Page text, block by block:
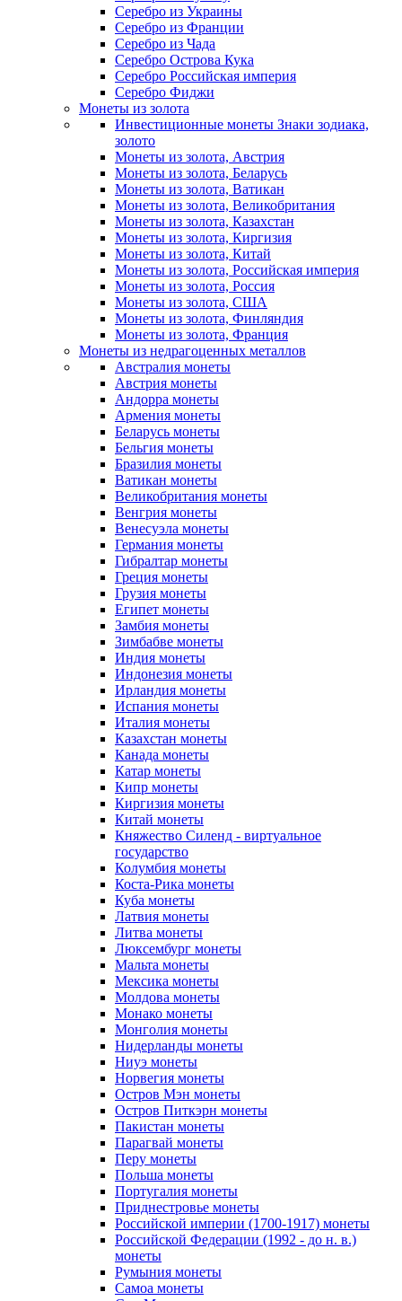
Серебро из Украины
Серебро из Франции
Серебро из Чада
Серебро Острова Кука
Серебро Российская империя
Серебро Фиджи
Монеты из золота
Инвестиционные монеты Знаки зодиака,
золото
Монеты из золота, Австрия
Монеты из золота, Беларусь
Монеты из золота, Ватикан
Монеты из золота, Великобритания
Монеты из золота, Казахстан
Монеты из золота, Киргизия
Монеты из золота, Китай
Монеты из золота, Российская империя
Монеты из золота, Россия
Монеты из золота, США
Монеты из золота, Финляндия
Монеты из золота, Франция
Монеты из недрагоценных металлов
Австралия монеты
Австрия монеты
Андорра монеты
Армения монеты
Беларусь монеты
Бельгия монеты
Бразилия монеты
Ватикан монеты
Великобритания монеты
Венгрия монеты
Венесуэла монеты
Германия монеты
Гибралтар монеты
Греция монеты
Грузия монеты
Египет монеты
Замбия монеты
Зимбабве монеты
Индия монеты
Индонезия монеты
Ирландия монеты
Испания монеты
Италия монеты
Казахстан монеты
Канада монеты
Катар монеты
Кипр монеты
Киргизия монеты
Китай монеты
Княжество Силенд - виртуальное
государство
Колумбия монеты
Коста-Рика монеты
Куба монеты
Латвия монеты
Литва монеты
Люксембург монеты
Мальта монеты
Мексика монеты
Молдова монеты
Монако монеты
Монголия монеты
Нидерланды монеты
Ниуэ монеты
Норвегия монеты
Остров Мэн монеты
Остров Питкэрн монеты
Пакистан монеты
Парагвай монеты
Перу монеты
Польша монеты
Португалия монеты
Приднестровье монеты
Российской империи (1700-1917) монеты
Российской Федерации (1992 - до н. в.)
монеты
Румыния монеты
Самоа монеты